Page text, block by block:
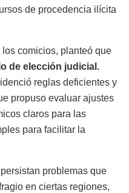
de procedencia ilícita
comicios, planteó que
de elección judicial.
reglas deficientes y
propuso evaluar ajustes
claros para las
para facilitar la
problemas que
en ciertas regiones,